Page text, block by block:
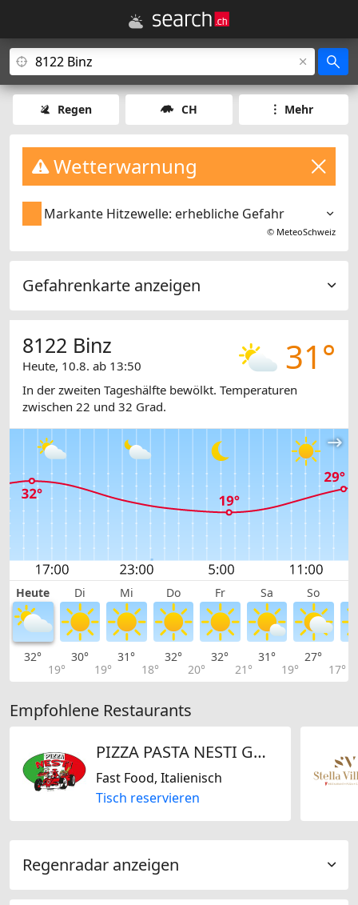
Regen CH Mehr
Wetterwarnung
Markante Hitzewelle: erhebliche Gefahr
© MeteoSchweiz
Gefahrenkarte anzeigen
31°
8122 Binz
Heute, 10.8. ab 13:50
In der zweiten Tageshälfte bewölkt. Temperaturen
zwischen 22 und 32 Grad.
Heute Di Mi Do Fr Sa So
32°
19°
30°
19°
31°
18°
32°
20°
32°
21°
31°
19°
27°
17°
Empfohlene Restaurants
PIZZA PASTA NESTI GmbH
Fast Food, Italienisch
Tisch reservieren
Regenradar anzeigen